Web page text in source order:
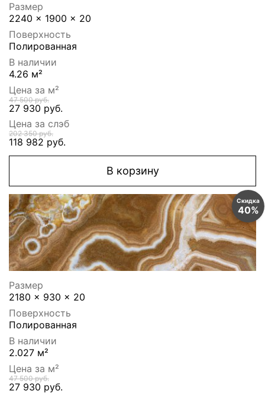
Размер
2240 x 1900 x 20
Поверхность
Полированная
В наличии
4.26 м²
Цена за м²
47 500 руб.
27 930 руб.
Цена за слэб
202 350 руб.
118 982 руб.
В корзину
Скидка
40%
Размер
2180 x 930 x 20
Поверхность
Полированная
В наличии
2.027 м²
Цена за м²
47 500 руб.
27 930 руб.